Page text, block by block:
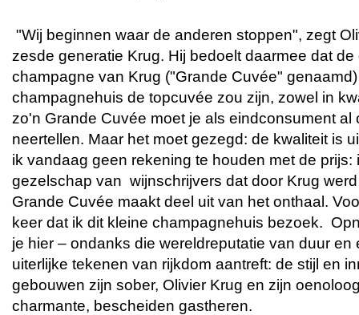
"Wij beginnen waar de anderen stoppen", zegt
zesde generatie Krug. Hij bedoelt daarmee dat
champagne van Krug ("Grande Cuvée"
champagnehuis de topcuvée zou zijn, zowel in
zo'n Grande Cuvée moet je als eindconsument al
neertellen. Maar het moet gezegd: de kwaliteit is
ik vandaag geen rekening te houden met de
gezelschap van wijnschrijvers dat door Krug
Grande Cuvée maakt deel uit van het onthaal.
keer dat ik dit kleine champagnehuis bezoek.
je hier – ondanks die wereldreputatie van duur en
uiterlijke tekenen van rijkdom aantreft: de stijl en
gebouwen zijn sober, Olivier Krug en zijn
charmante, bescheiden gastheren.